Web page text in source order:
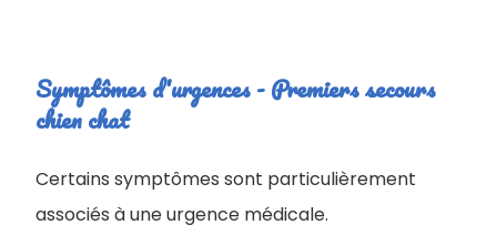
Symptômes d'urgences - Premiers secours
chien chat
Certains symptômes sont particulièrement
associés à une urgence médicale.